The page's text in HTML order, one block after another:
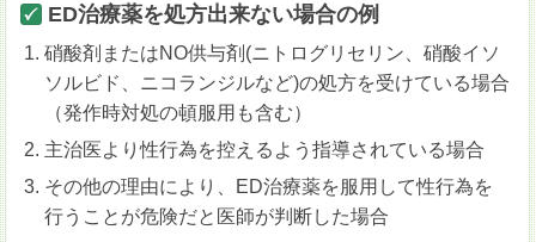
ED治療薬を処方出来ない場合の例
硝酸剤またはNO供与剤(ニトログリセリン、硝酸イソ
ソルビド、ニコランジルなど)の処方を受けている場合
（発作時対処の頓服用も含む）
主治医より性行為を控えるよう指導されている場合
その他の理由により、ED治療薬を服用して性行為を
行うことが危険だと医師が判断した場合